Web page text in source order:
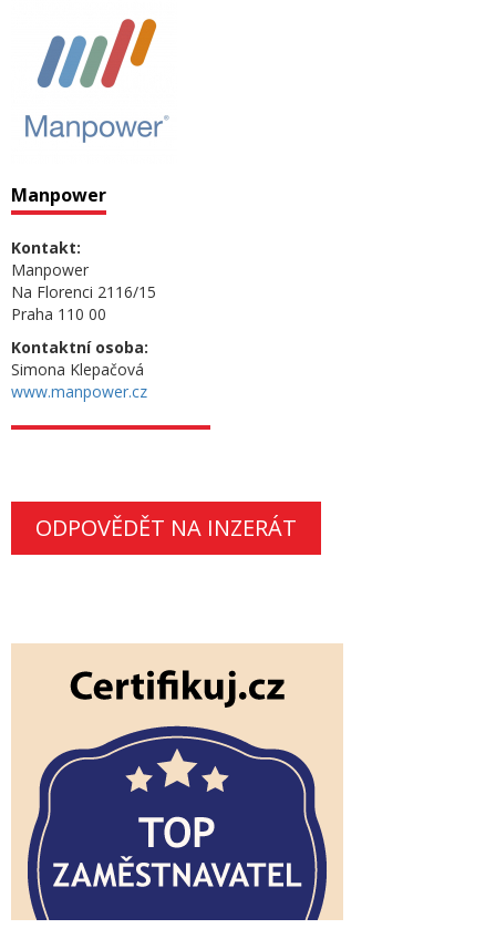
Manpower
Kontakt:
Manpower
Na Florenci 2116/15
Praha 110 00
Kontaktní osoba:
Simona Klepačová
www.manpower.cz
ODPOVĚDĚT NA INZERÁT